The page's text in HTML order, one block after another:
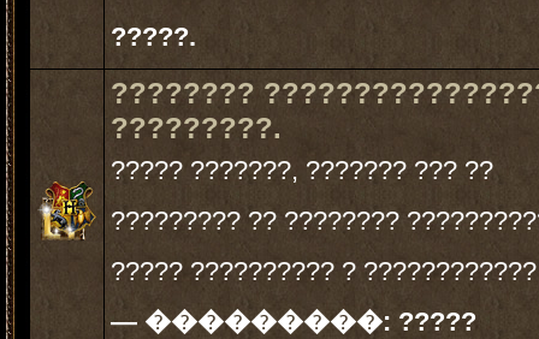
?????.
????????
?????????.
????? ???????, ??????? ??? ??
????????? ?? ????????
????? ?????????? ?
— ���������: ?????